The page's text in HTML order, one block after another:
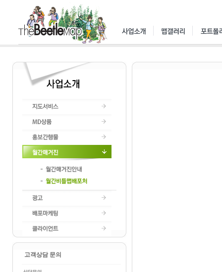
지도서비스
MD상품
홍보간행물
월간매거진
월간매거진안내
월간비틀맵배포처
광고
배포마케팅
클라이언트
고객상담 문의